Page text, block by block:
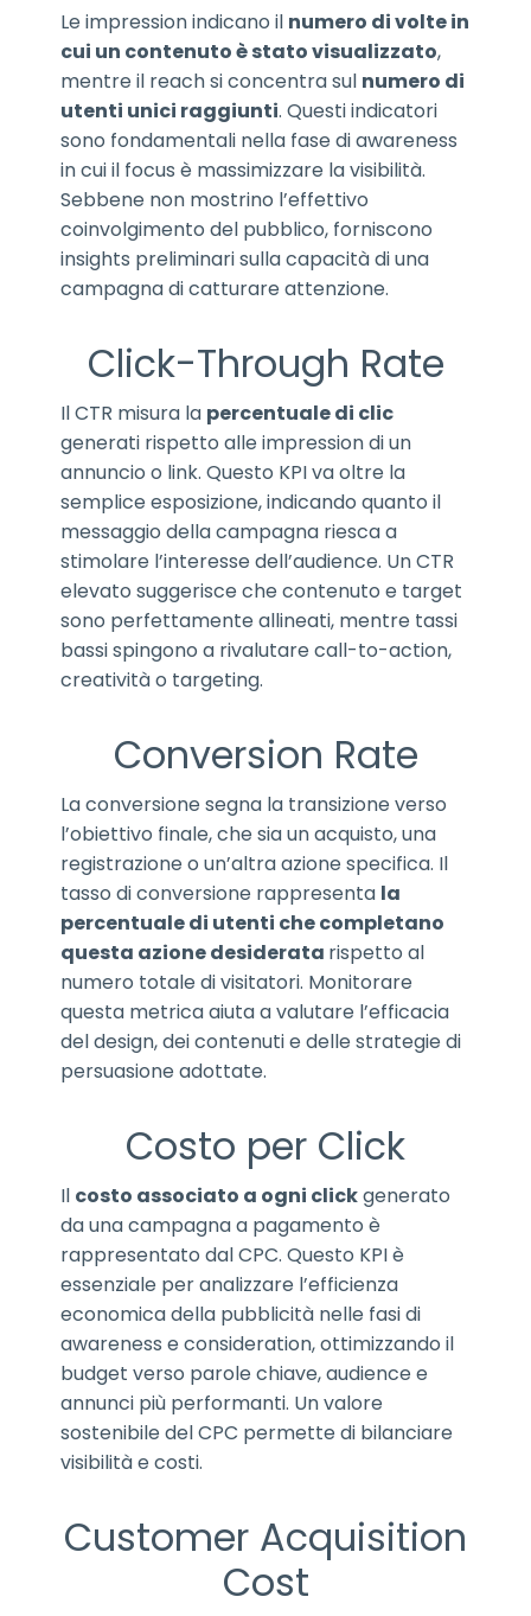
Le impression indicano il numero di volte in
cui un contenuto è stato visualizzato,
mentre il reach si concentra sul numero di
utenti unici raggiunti. Questi indicatori
sono fondamentali nella fase di awareness
in cui il focus è massimizzare la visibilità.
Sebbene non mostrino l’effettivo
coinvolgimento del pubblico, forniscono
insights preliminari sulla capacità di una
campagna di catturare attenzione.
Click-Through Rate
Il CTR misura la percentuale di clic
generati rispetto alle impression di un
annuncio o link. Questo KPI va oltre la
semplice esposizione, indicando quanto il
messaggio della campagna riesca a
stimolare l’interesse dell’audience. Un CTR
elevato suggerisce che contenuto e target
sono perfettamente allineati, mentre tassi
bassi spingono a rivalutare call-to-action,
creatività o targeting.
Conversion Rate
La conversione segna la transizione verso
l’obiettivo finale, che sia un acquisto, una
registrazione o un’altra azione specifica. Il
tasso di conversione rappresenta la
percentuale di utenti che completano
questa azione desiderata rispetto al
numero totale di visitatori. Monitorare
questa metrica aiuta a valutare l’efficacia
del design, dei contenuti e delle strategie di
persuasione adottate.
Costo per Click
Il costo associato a ogni clickgenerato
da una campagna a pagamento è
rappresentato dal CPC. Questo KPI è
essenziale per analizzare l’efficienza
economica della pubblicità nelle fasi di
awareness e consideration, ottimizzando il
budget verso parole chiave, audience e
annunci più performanti. Un valore
sostenibile del CPC permette di bilanciare
visibilità e costi.
Customer Acquisition
Cost